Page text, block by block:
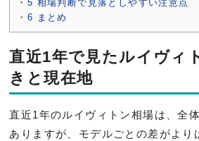
5 相場判断で見落としやすい注意点
6 まとめ
直近1年で見たルイヴィ
きと現在地
直近1年のルイヴィトン相場は、全
ありますが、モデルごとの差がより